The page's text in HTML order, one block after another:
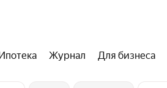
Журнал Для бизнеса